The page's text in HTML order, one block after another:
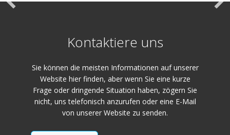
Kontaktiere uns
Sie können die meisten Informationen auf unserer
Website hier finden, aber wenn Sie eine kurze
Frage oder dringende Situation haben, zögern Sie
nicht, uns telefonisch anzurufen oder eine E-Mail
von unserer Website zu senden.